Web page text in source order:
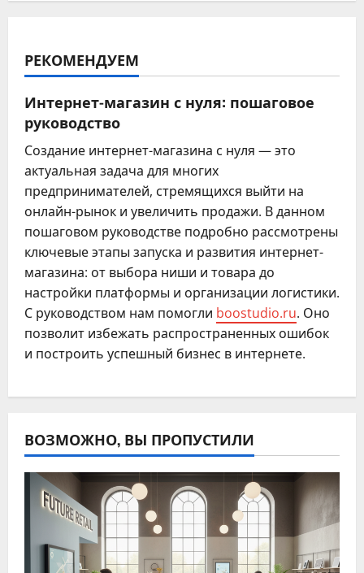
РЕКОМЕНДУЕМ
Интернет-магазин с нуля: пошаговое
руководство
Создание интернет-магазина с нуля — это
актуальная задача для многих
предпринимателей, стремящихся выйти на
онлайн-рынок и увеличить продажи. В данном
пошаговом руководстве подробно рассмотрены
ключевые этапы запуска и развития интернет-
магазина: от выбора ниши и товара до
настройки платформы и организации логистики.
С руководством нам помогли boostudio.ru. Оно
позволит избежать распространенных ошибок
и построить успешный бизнес в интернете.
ВОЗМОЖНО, ВЫ ПРОПУСТИЛИ